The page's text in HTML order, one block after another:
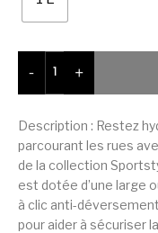
Description : Restez
parcourant les rues
de la collection
est dotée d’une large
à clic anti-
pour aider à sécuriser
-
+